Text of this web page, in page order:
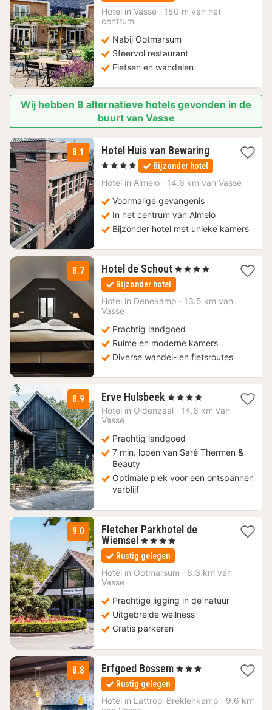
72,50
Hotel in Vasse · 150 m van het
centrum
Nabij Ootmarsum
Sfeervol restaurant
Fietsen en wandelen
Wij hebben 9 alternatieve hotels gevonden in de
buurt van Vasse
8.1 Hotel Huis van Bewaring1
nacht
vanaf
89
, 4 Sterren Bijzonder hotel
Hotel in Almelo · 14.6 km van Vasse
Voormalige gevangenis
In het centrum van Almelo
Bijzonder hotel met unieke kamers
8.7 Hotel de Schout 1
nacht
vanaf
118
, 4 Sterren
Bijzonder hotel
Hotel in Denekamp · 13.5 km van
Vasse
Prachtig landgoed
Ruime en moderne kamers
Diverse wandel- en fietsroutes
8.9 Erve Hulsbeek 1
nacht
€
, 4 Sterren
Hotel in Oldenzaal · 14.6 km van
Vasse
Prachtig landgoed
7 min. lopen van Saré Thermen &
Beauty
Optimale plek voor een ontspannen
verblijf
9.0
Fletcher Parkhotel de
Wiemsel 1
nacht
vanaf
178,43
, 4 Sterren
Rustig gelegen
Hotel in Ootmarsum · 6.3 km van
Vasse
Prachtige ligging in de natuur
Uitgebreide wellness
Gratis parkeren
8.8 Erfgoed Bossem 3
112,49
, 3 Sterren
Rustig gelegen
Hotel in Lattrop-Breklenkamp · 9.6 km